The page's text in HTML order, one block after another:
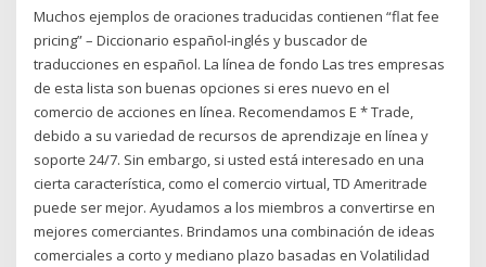
Muchos ejemplos de oraciones traducidas contienen “flat fee
pricing” – Diccionario español-inglés y buscador de
traducciones en español. La línea de fondo Las tres empresas
de esta lista son buenas opciones si eres nuevo en el
comercio de acciones en línea. Recomendamos E * Trade,
debido a su variedad de recursos de aprendizaje en línea y
soporte 24/7. Sin embargo, si usted está interesado en una
cierta característica, como el comercio virtual, TD Ameritrade
puede ser mejor. Ayudamos a los miembros a convertirse en
mejores comerciantes. Brindamos una combinación de ideas
comerciales a corto y mediano plazo basadas en Volatilidad